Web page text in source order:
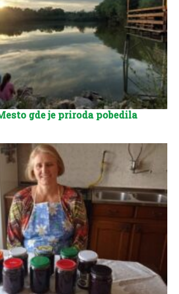
gde je priroda pobedila